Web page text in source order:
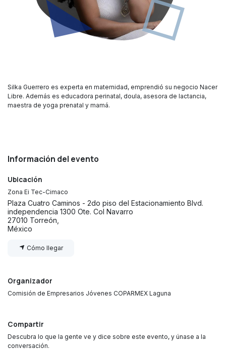
Silka Guerrero es experta en maternidad, emprendió su negocio Nacer
Libre. Además es educadora perinatal, doula, asesora de lactancia,
maestra de yoga prenatal y mamá.
Información del evento
Ubicación
Zona Ei Tec-Cimaco
Plaza Cuatro Caminos - 2do piso del Estacionamiento Blvd.
independencia 1300 Ote. Col Navarro
27010 Torreón,
México
Cómo llegar
Organizador
Comisión de Empresarios Jóvenes COPARMEX Laguna
Compartir
Descubra lo que la gente ve y dice sobre este evento, y únase a la
conversación.